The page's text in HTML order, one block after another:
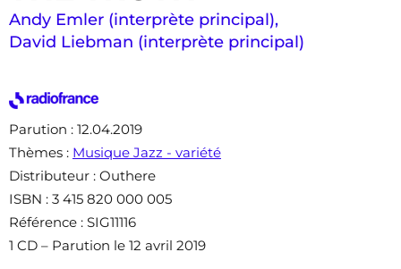
Andy Emler (interprète principal),
David Liebman (interprète principal)
Parution : 12.04.2019
Thèmes : Musique Jazz - variété
Distributeur : Outhere
ISBN : 3 415 820 000 005
Référence : SIG11116
1 CD – Parution le 12 avril 2019